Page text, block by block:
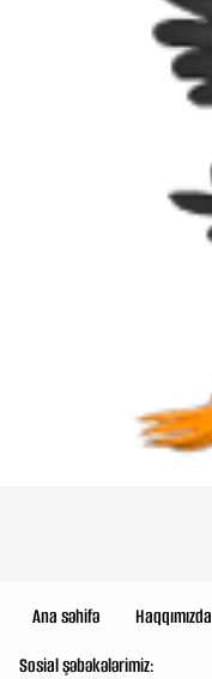
Ana səhifə Haqqımızda
Sosial şəbəkələrimiz: